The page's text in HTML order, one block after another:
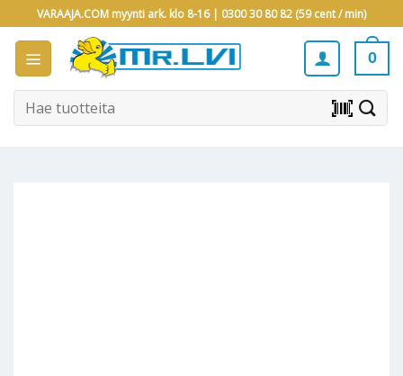
to
content
VARAAJA.COM myynti ark. klo 8-16 | 0300 30 80 82 (59 cent / min)
0
Etsi: barcode_scanner